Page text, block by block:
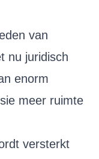
van
nu juridisch
enorm
meer ruimte
versterkt